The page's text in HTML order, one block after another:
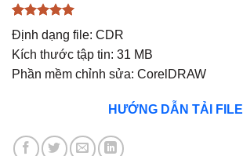
5trên 5
dựa trên
1
đánh giá
Định dạng file: CDR
Kích thước tập tin: 31 MB
Phần mềm chỉnh sửa: CorelDRAW
HƯỚNG DẪN TẢI FILE